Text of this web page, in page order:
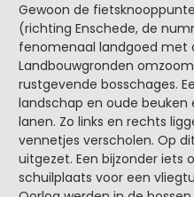
Gewoon de
(richting Enschede, de
fenomenaal landgoed met
Landbouwgronden
rustgevende bosschages.
landschap en oude beuken
lanen. Zo links en rechts
vennetjes verscholen. Op
uitgezet. Een bijzonder iets
schuilplaats voor een